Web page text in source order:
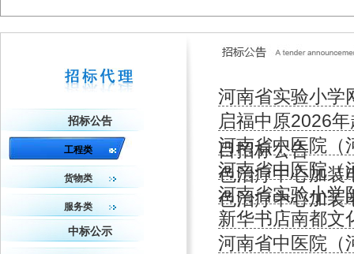
河南省实验小学
启福中原2026
目招标公告
河南省中医院（
色治疗中心加装
河南省中医院（
色治疗中心加装
河南省实验小学
新华书店南都
河南省中医院（
招标公告
工程类
货物类
服务类
中标公示